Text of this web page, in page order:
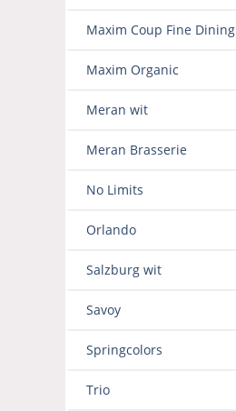
Maxim Coup Fine Dining
Maxim Organic
Meran wit
Meran Brasserie
No Limits
Orlando
Salzburg wit
Savoy
Springcolors
Trio